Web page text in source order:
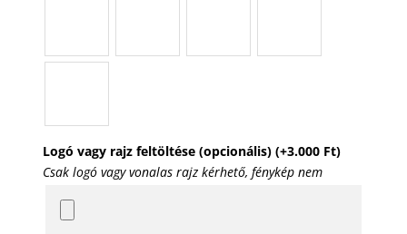
Logó vagy rajz feltöltése (opcionális) (+3.000 Ft)
Csak logó vagy vonalas rajz kérhető, fénykép nem